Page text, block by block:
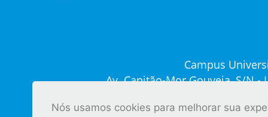
Nós usamos cookies para melhorar sua
Campus
Av. Capitão-Mor Gouveia, S/N -
Ver